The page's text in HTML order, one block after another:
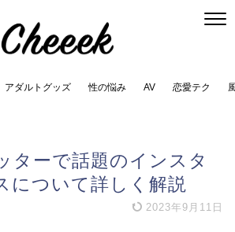
アダルトグッズ 性の悩み AV 恋愛テク
ターで話題のインスタ
について詳しく解説
2023年9月11日